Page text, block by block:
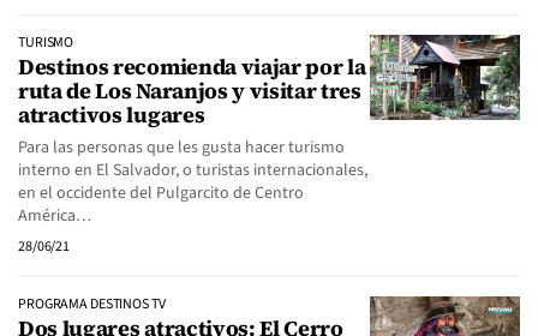
TURISMO
Destinos recomienda viajar por la
ruta de Los Naranjos y visitar tres
atractivos lugares
Para las personas que les gusta hacer turismo
interno en El Salvador, o turistas internacionales,
en el occidente del Pulgarcito de Centro
América…
28/06/21
PROGRAMA DESTINOS TV
Dos lugares atractivos: El Cerro